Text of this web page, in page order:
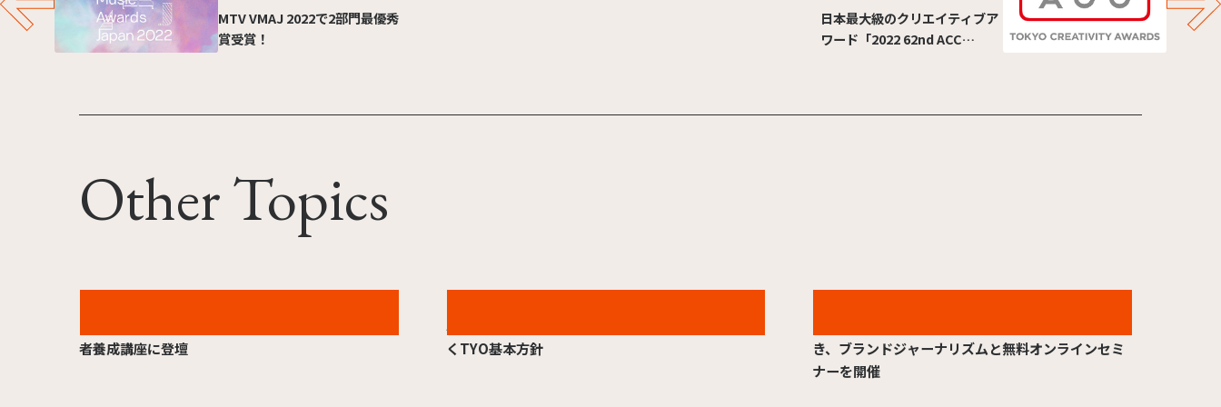
MTV VMAJ 2022で2部門最優秀
賞受賞！
日本最大級のクリエイティブア
ワード「2022 62nd ACC
Other Topics
2026.07.17
者養成講座に登壇
2026.07.01
JAC「撮影時稼働上限ルールに関する宣言」に基づ
くTYO基本方針
2026.06.22
き、ブランドジャーナリズムと無料オンラインセミ
ナーを開催